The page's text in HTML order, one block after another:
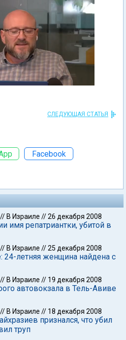
СЛЕДУЮЩАЯ СТАТЬЯ
Facebook
// В Израиле //26 декабря 2008
имя репатриантки, убитой в
// В Израиле //25 декабря 2008
24-летняя женщина найдена с
// В Израиле // 19 декабря 2008
автовокзала в Тель-Авиве
// В Израиле // 18 декабря 2008
признался, что убил
труп